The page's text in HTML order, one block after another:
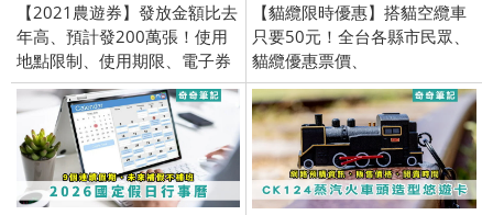
【2021農遊券】發放金額比去
年高、預計發200萬張！使用
地點限制、使用期限、電子券
【貓纜限時優惠】搭貓空纜車
只要50元！全台各縣市民眾、
貓纜優惠票價、
2020/9/1~12/30